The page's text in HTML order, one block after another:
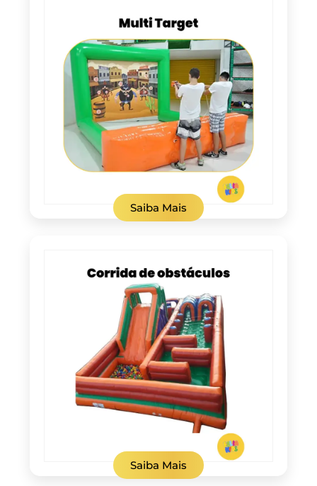
Saiba Mais
Saiba Mais